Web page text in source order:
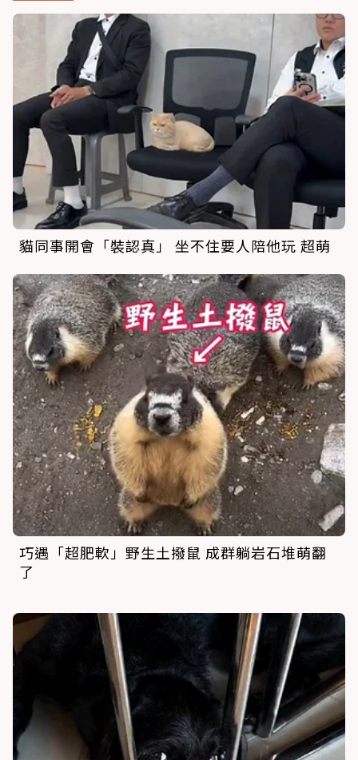
貓同事開會「裝認真」 坐不住要人陪他玩 超萌
巧遇「超肥軟」野生土撥鼠 成群躺岩石堆萌翻
了